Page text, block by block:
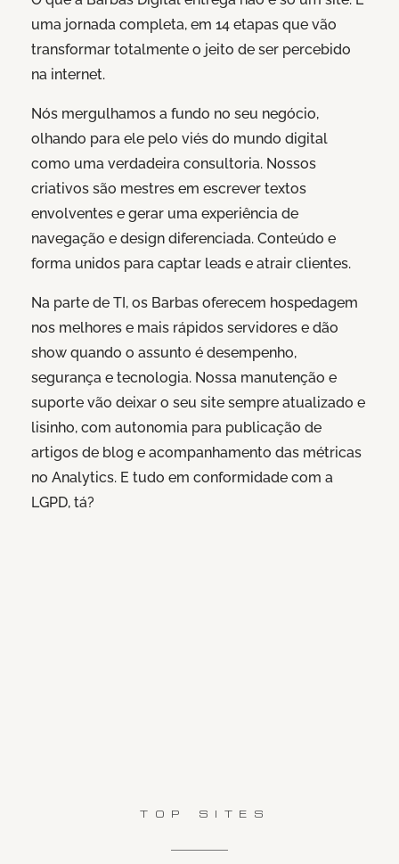
uma jornada completa, em 14 etapas que vão
transformar totalmente o jeito de ser percebido
na internet.
Nós mergulhamos a fundo no seu negócio,
olhando para ele pelo viés do mundo digital
como uma verdadeira consultoria. Nossos
criativos são mestres em escrever textos
envolventes e gerar uma experiência de
navegação e design diferenciada. Conteúdo e
forma unidos para captar leads e atrair clientes.
Na parte de TI, os Barbas oferecem hospedagem
nos melhores e mais rápidos servidores e dão
show quando o assunto é desempenho,
segurança e tecnologia. Nossa manutenção e
suporte vão deixar o seu site sempre atualizado e
lisinho, com autonomia para publicação de
artigos de blog e acompanhamento das métricas
no Analytics. E tudo em conformidade com a
LGPD, tá?
TOP SITES